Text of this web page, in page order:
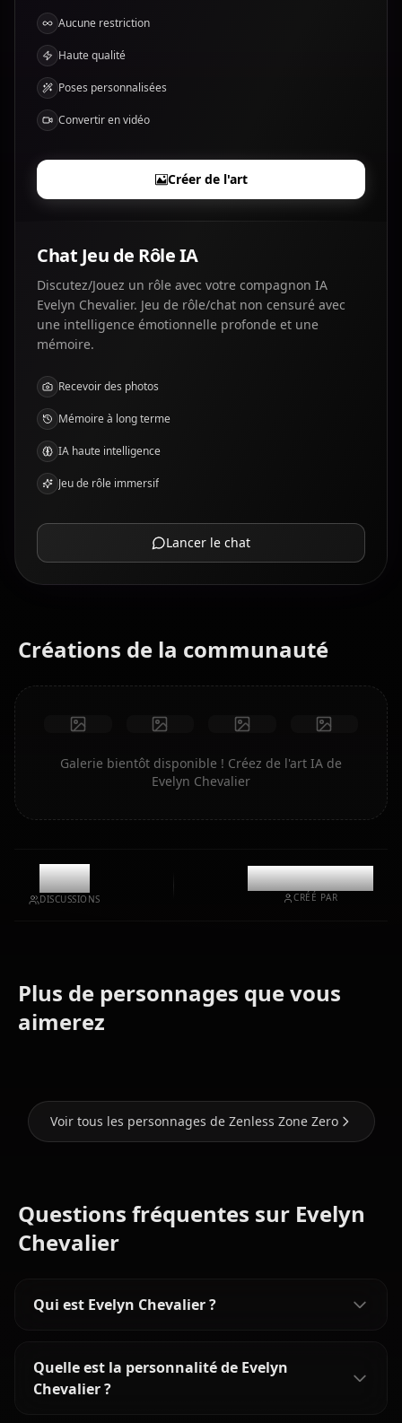
Aucune restriction
Haute qualité
Poses personnalisées
Convertir en vidéo
Créer de l'art
Chat Jeu de Rôle IA
Discutez/Jouez un rôle avec votre compagnon IA
Evelyn Chevalier. Jeu de rôle/chat non censuré avec
une intelligence émotionnelle profonde et une
mémoire.
Recevoir des photos
Mémoire à long terme
IA haute intelligence
Jeu de rôle immersif
Lancer le chat
Créations de la communauté
Galerie bientôt disponible ! Créez de l'art IA de
Evelyn Chevalier
223
DISCUSSIONS
@casualwaifus
CRÉÉ PAR
Plus de personnages que vous
aimerez
Hoshimi
Soldier 11
Voir tous les personnages de Zenless Zone Zero
Questions fréquentes sur Evelyn
Chevalier
Qui est Evelyn Chevalier ?
Quelle est la personnalité de Evelyn
Chevalier ?